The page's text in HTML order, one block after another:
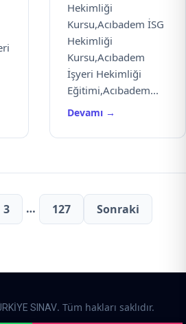
Hekimliği
Kursu,Acıbadem İSG
Hekimliği
Kursu,Acıbadem
İşyeri Hekimliği
Eğitimi,Acıbadem...
Devamı →
3 … 127 Sonraki
SINAV. Tüm hakları saklıdır.